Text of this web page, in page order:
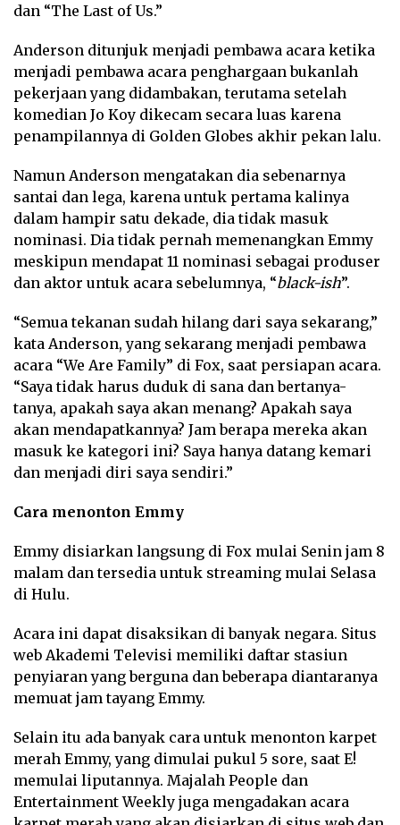
dan “The Last of Us.”
Anderson ditunjuk menjadi pembawa acara ketika
menjadi pembawa acara penghargaan bukanlah
pekerjaan yang didambakan, terutama setelah
komedian Jo Koy dikecam secara luas karena
penampilannya di Golden Globes akhir pekan lalu.
Namun Anderson mengatakan dia sebenarnya
santai dan lega, karena untuk pertama kalinya
dalam hampir satu dekade, dia tidak masuk
nominasi. Dia tidak pernah memenangkan Emmy
meskipun mendapat 11 nominasi sebagai produser
dan aktor untuk acara sebelumnya, “black-ish”.
“Semua tekanan sudah hilang dari saya sekarang,”
kata Anderson, yang sekarang menjadi pembawa
acara “We Are Family” di Fox, saat persiapan acara.
“Saya tidak harus duduk di sana dan bertanya-
tanya, apakah saya akan menang? Apakah saya
akan mendapatkannya? Jam berapa mereka akan
masuk ke kategori ini? Saya hanya datang kemari
dan menjadi diri saya sendiri.”
Cara menonton Emmy
Emmy disiarkan langsung di Fox mulai Senin jam 8
malam dan tersedia untuk streaming mulai Selasa
di Hulu.
Acara ini dapat disaksikan di banyak negara. Situs
web Akademi Televisi memiliki daftar stasiun
penyiaran yang berguna dan beberapa diantaranya
memuat jam tayang Emmy.
Selain itu ada banyak cara untuk menonton karpet
merah Emmy, yang dimulai pukul 5 sore, saat E!
memulai liputannya. Majalah People dan
Entertainment Weekly juga mengadakan acara